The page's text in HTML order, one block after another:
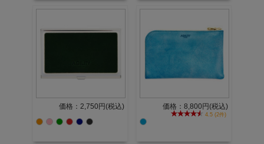
価格：2,750円(税込) 価格：8,800円(税込)
4.5 (2件)